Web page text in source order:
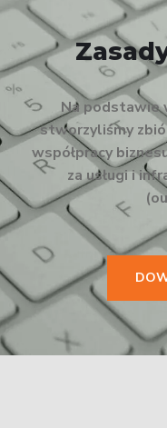
Na podstawie
stworzyliśmy
współpracy
za usługi i